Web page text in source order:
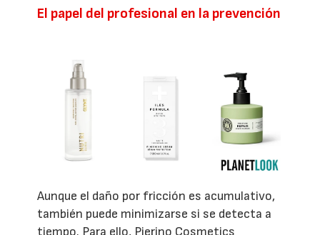
El papel del profesional en la prevención
Aunque el daño por fricción es acumulativo,
también puede minimizarse si se detecta a
tiempo. Para ello, Pierino Cosmetics